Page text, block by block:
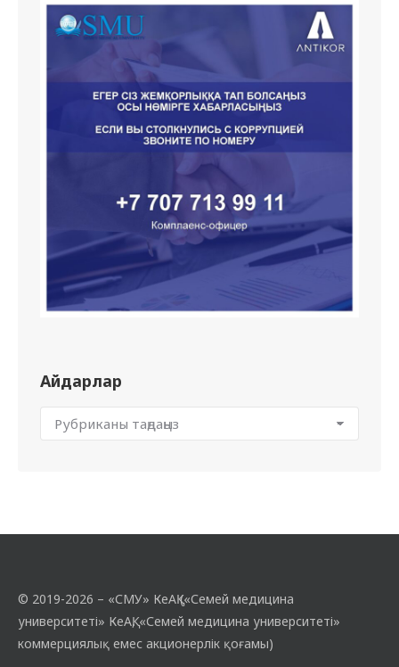
Айдарлар
© 2019-2026 – «СМУ» КеАҚ («Семей медицина
университеті» КеАҚ, «Семей медицина университеті»
коммерциялық емес акционерлік қоғамы)